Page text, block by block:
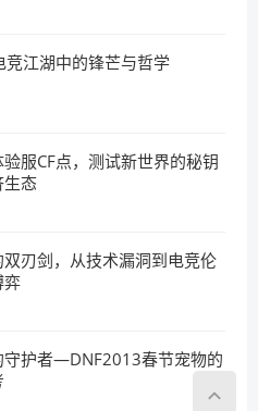
竞江湖中的锋芒与哲学
服CF点，测试新世界的秘钥
生态
刃剑，从技术漏洞到电竞伦
弈
守护者—DNF2013春节宠物的